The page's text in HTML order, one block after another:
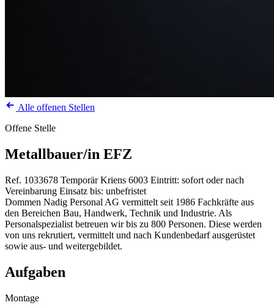
Alle offenen Stellen
Offene Stelle
Metallbauer/in EFZ
Ref. 1033678 Temporär Kriens 6003 Eintritt: sofort oder nach
Vereinbarung Einsatz bis: unbefristet
Dommen Nadig Personal AG vermittelt seit 1986 Fachkräfte aus
den Bereichen Bau, Handwerk, Technik und Industrie. Als
Personalspezialist betreuen wir bis zu 800 Personen. Diese werden
von uns rekrutiert, vermittelt und nach Kundenbedarf ausgerüstet
sowie aus- und weitergebildet.
Aufgaben
Montage